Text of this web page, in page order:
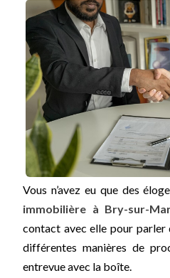
Vous n’avez eu que des
immobilière à Bry-sur-
contact avec elle pour
différentes manières de
entrevue avec la boîte.